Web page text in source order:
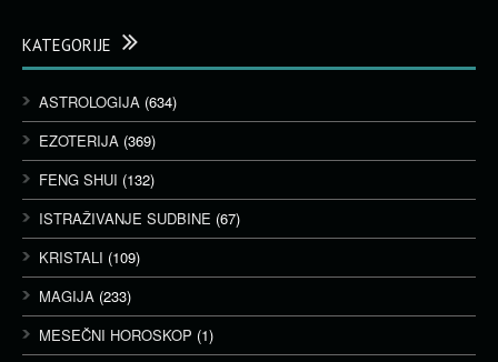
KATEGORIJE
ASTROLOGIJA (634)
EZOTERIJA (369)
FENG SHUI (132)
ISTRAŽIVANJE SUDBINE (67)
KRISTALI (109)
MAGIJA (233)
MESEČNI HOROSKOP (1)